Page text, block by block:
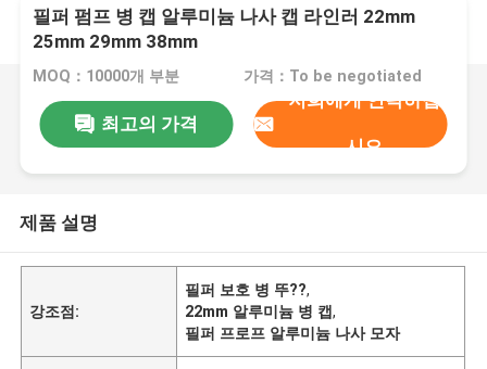
필퍼 펌프 병 캡 알루미늄 나사 캡 라인러 22mm
25mm 29mm 38mm
MOQ：10000개 부분 가격：To be negotiated
최고의 가격
저희에게 연락하십
시오
제품 설명
강조점:
필퍼 보호 병 뚜??,
22mm 알루미늄 병 캡,
필퍼 프로프 알루미늄 나사 모자